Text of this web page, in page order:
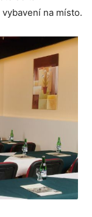
na místo.